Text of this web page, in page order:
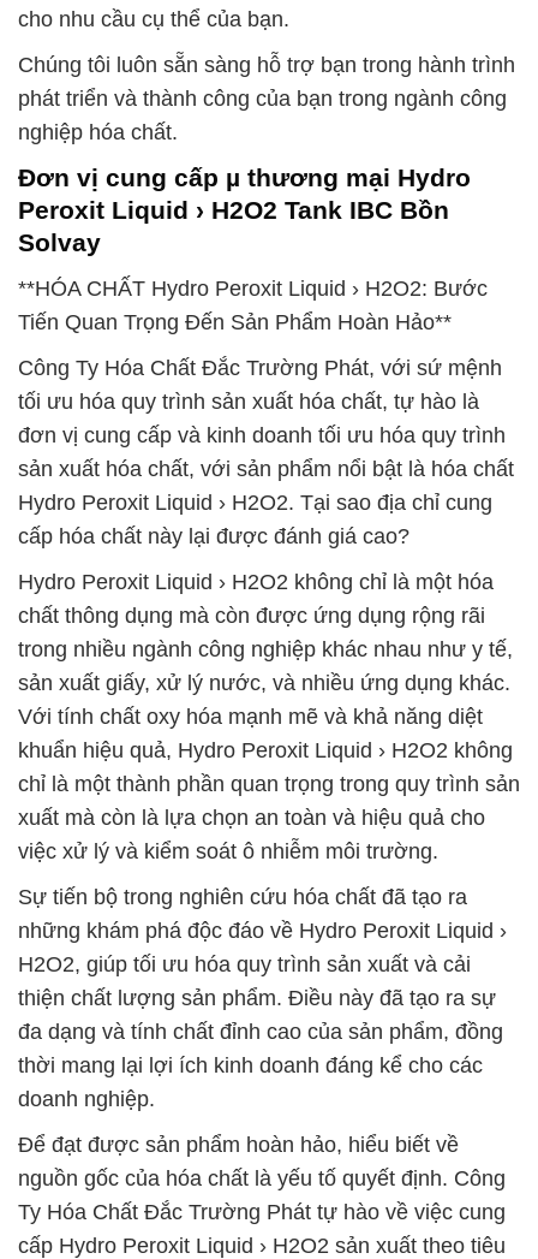
cho nhu cầu cụ thể của bạn.
Chúng tôi luôn sẵn sàng hỗ trợ bạn trong hành trình
phát triển và thành công của bạn trong ngành công
nghiệp hóa chất.
Đơn vị cung cấp µ thương mại Hydro
Peroxit Liquid › H2O2 Tank IBC Bồn
Solvay
**HÓA CHẤT Hydro Peroxit Liquid › H2O2: Bước
Tiến Quan Trọng Đến Sản Phẩm Hoàn Hảo**
Công Ty Hóa Chất Đắc Trường Phát, với sứ mệnh
tối ưu hóa quy trình sản xuất hóa chất, tự hào là
đơn vị cung cấp và kinh doanh tối ưu hóa quy trình
sản xuất hóa chất, với sản phẩm nổi bật là hóa chất
Hydro Peroxit Liquid › H2O2. Tại sao địa chỉ cung
cấp hóa chất này lại được đánh giá cao?
Hydro Peroxit Liquid › H2O2 không chỉ là một hóa
chất thông dụng mà còn được ứng dụng rộng rãi
trong nhiều ngành công nghiệp khác nhau như y tế,
sản xuất giấy, xử lý nước, và nhiều ứng dụng khác.
Với tính chất oxy hóa mạnh mẽ và khả năng diệt
khuẩn hiệu quả, Hydro Peroxit Liquid › H2O2 không
chỉ là một thành phần quan trọng trong quy trình sản
xuất mà còn là lựa chọn an toàn và hiệu quả cho
việc xử lý và kiểm soát ô nhiễm môi trường.
Sự tiến bộ trong nghiên cứu hóa chất đã tạo ra
những khám phá độc đáo về Hydro Peroxit Liquid ›
H2O2, giúp tối ưu hóa quy trình sản xuất và cải
thiện chất lượng sản phẩm. Điều này đã tạo ra sự
đa dạng và tính chất đỉnh cao của sản phẩm, đồng
thời mang lại lợi ích kinh doanh đáng kể cho các
doanh nghiệp.
Để đạt được sản phẩm hoàn hảo, hiểu biết về
nguồn gốc của hóa chất là yếu tố quyết định. Công
Ty Hóa Chất Đắc Trường Phát tự hào về việc cung
cấp Hydro Peroxit Liquid › H2O2 sản xuất theo tiêu